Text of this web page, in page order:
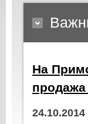
На
продажа
24.10.2014